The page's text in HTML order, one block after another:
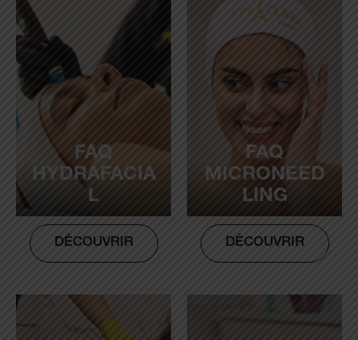
FAQ
HYDRAFACIA
L
DÉCOUVRIR
FAQ
MICRONEED
LING
DÉCOUVRIR